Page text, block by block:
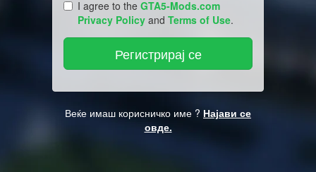
I agree to the GTA5-Mods.com
Privacy Policy and Terms of Use.
Веќе имаш корисничко име ? Најави се
овде.